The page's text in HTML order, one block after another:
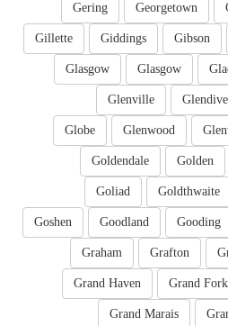
Georgetown
Gering
Gibson
Giddings
Gillette
Glasgow
Glasgow
Glendive
Glenville
Glenwood
Globe
Golden
Goldendale
Goldthwaite
Goliad
Gooding
Goodland
Goshen
Grafton
Graham
Grand
Grand Haven
Grand Marais